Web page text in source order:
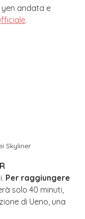
yen andata e
.
Skyliner
Per raggiungere
solo 40 minuti,
di Ueno, una